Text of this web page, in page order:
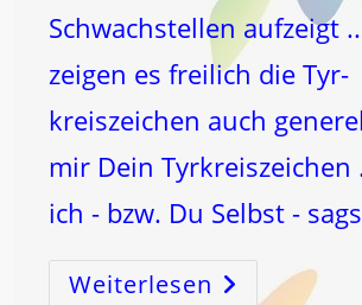
Schwachstellen aufzeigt
zeigen es freilich die Tyr-
kreiszeichen auch
mir Dein Tyrkreiszeichen
ich - bzw. Du Selbst -
Weiterlesen SAGE
MIR